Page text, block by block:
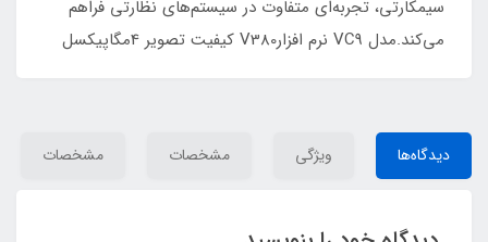
سیمکارتی، تجربه‌ای متفاوت در سیستم‌های نظارتی فراهم
می‌کند.مدل VC9 نرم افزارV380 کیفیت تصویر 4مگاپیکسل
دیدگاه‌ها ویژگی مشخصات مشخصات